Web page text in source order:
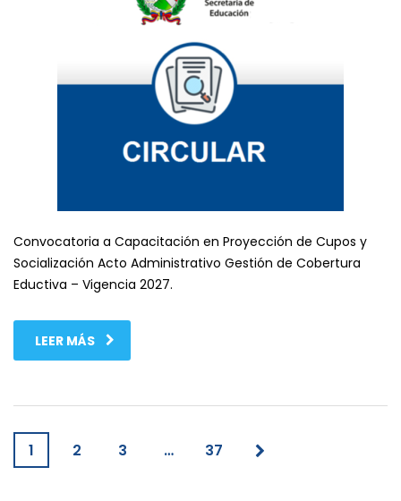
Convocatoria a Capacitación en Proyección de Cupos y
Socialización Acto Administrativo Gestión de Cobertura
Eductiva – Vigencia 2027.
LEER MÁS
1 2 3 … 37